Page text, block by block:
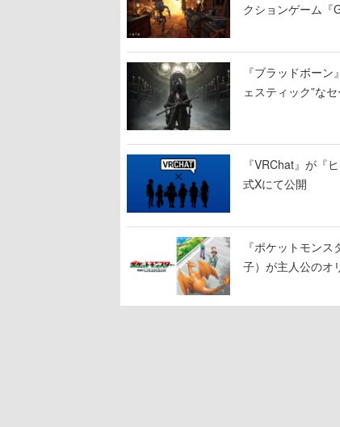
クションゲーム『
『ブラッドボー
ェスティック”な
『VRChat』が『
式Xにて公開
『ポケットモン
子）が主人公のオ